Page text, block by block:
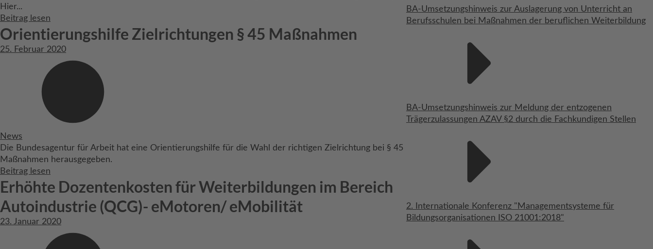
Hier...
Beitrag lesen
Orientierungshilfe Zielrichtungen § 45 Maßnahmen
25. Februar 2020
News
Die Bundesagentur für Arbeit hat eine Orientierungshilfe für die Wahl der richtigen Zielrichtung bei § 45
Maßnahmen herausgegeben.
Beitrag lesen
Erhöhte Dozentenkosten für Weiterbildungen im Bereich
Autoindustrie (QCG)- eMotoren/ eMobilität
23. Januar 2020
BA-Umsetzungshinweis zur Auslagerung von Unterricht an
Berufsschulen bei Maßnahmen der beruflichen Weiterbildung
BA-Umsetzungshinweis zur Meldung der entzogenen
Trägerzulassungen AZAV §2 durch die Fachkundigen Stellen
2. Internationale Konferenz "Managementsysteme für
Bildungsorganisationen ISO 21001:2018"